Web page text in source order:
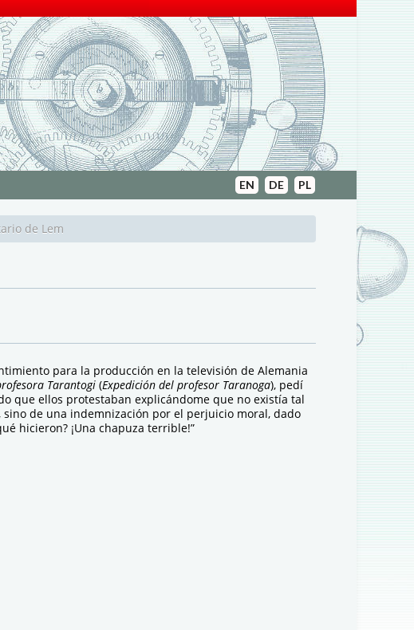
PL
DE
EN
de Lem
para la producción en la televisión de Alemania
Tarantogi(Expedición del profesor Taranoga), pedí
que ellos protestaban explicándome que no existía tal
de una indemnización por el perjuicio moral, dado
hicieron? ¡Una chapuza terrible!”